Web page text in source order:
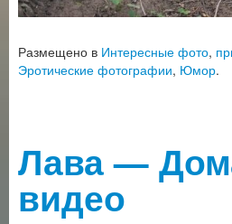
Размещено в Интересные фото,
Эротические фотографии, Юмор.
Лава —
видео